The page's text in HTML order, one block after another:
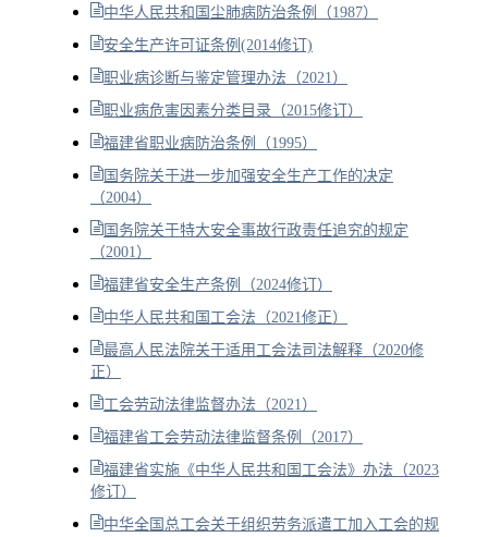
中华人民共和国尘肺病防治条例（1987）
安全生产许可证条例(2014修订)
职业病诊断与鉴定管理办法（2021）
职业病危害因素分类目录（2015修订）
福建省职业病防治条例（1995）
国务院关于进一步加强安全生产工作的决定
（2004）
国务院关于特大安全事故行政责任追究的规定
（2001）
福建省安全生产条例（2024修订）
中华人民共和国工会法（2021修正）
最高人民法院关于适用工会法司法解释（2020修
正）
工会劳动法律监督办法（2021）
福建省工会劳动法律监督条例（2017）
福建省实施《中华人民共和国工会法》办法（2023
修订）
中华全国总工会关于组织劳务派遣工加入工会的规